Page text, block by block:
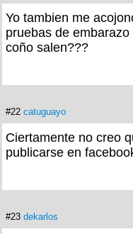
Yo tambien me
pruebas de
coño salen???
#22 catuguayo
Ciertamente no creo
publicarse en
#23 dekarlos